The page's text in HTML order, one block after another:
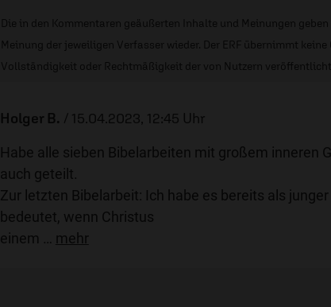
Die in den Kommentaren geäußerten Inhalte und Meinungen
Meinung der jeweiligen Verfasser wieder. Der ERF übernimmt
Vollständigkeit oder Rechtmäßigkeit der von Nutzern
Holger B. / 15.04.2023, 12:45 Uhr
Habe alle sieben Bibelarbeiten mit großem inneren
auch geteilt.
Zur letzten Bibelarbeit: Ich habe es bereits als
bedeutet, wenn Christus
einem
mehr